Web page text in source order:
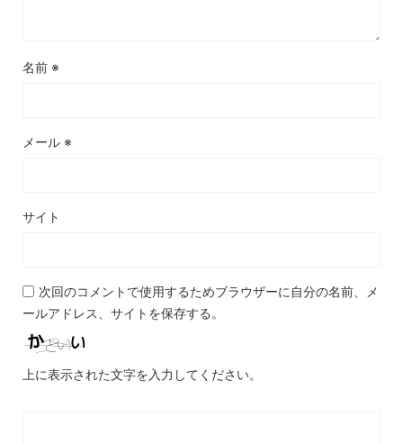
名前 ※
メール ※
サイト
次回のコメントで使用するためブラウザーに自分の名前、メ
ールアドレス、サイトを保存する。
上に表示された文字を入力してください。